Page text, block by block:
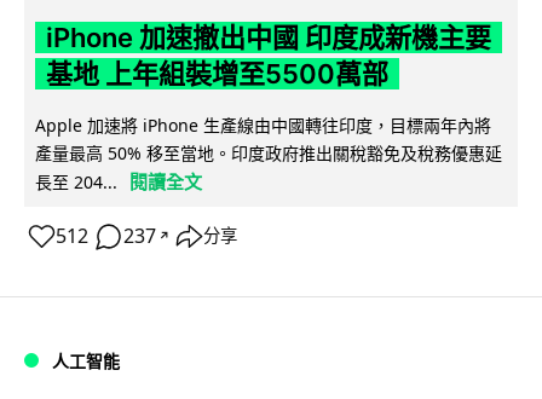
iPhone 加速撤出中國 印度成新機主要
基地 上年組裝增至5500萬部
Apple 加速將 iPhone 生產線由中國轉往印度，目標兩年內將
產量最高 50% 移至當地。印度政府推出關稅豁免及稅務優惠延
長至 204...
閱讀全文
512 237 ↗ 分享
人工智能